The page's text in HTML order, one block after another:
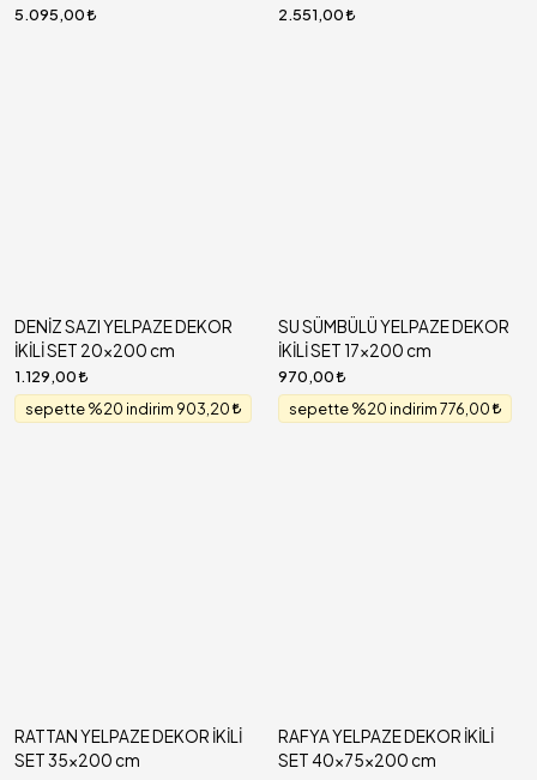
5.095,00 2.551,00
DENİZ SAZI YELPAZE DEKOR
İKİLİ SET 20x200 cm
1.129,00
sepette %20 indirim 903,20
SU SÜMBÜLÜ YELPAZE DEKOR
İKİLİ SET 17x200 cm
970,00
sepette %20 indirim 776,00
RATTAN YELPAZE DEKOR İKİLİ
SET 35x200 cm
RAFYA YELPAZE DEKOR İKİLİ
SET 40x75x200 cm